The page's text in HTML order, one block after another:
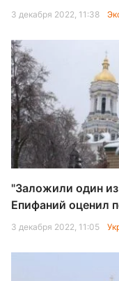
3 декабря 2022, 11:38
"Заложили один
Епифаний оценил
3 декабря 2022, 11:05